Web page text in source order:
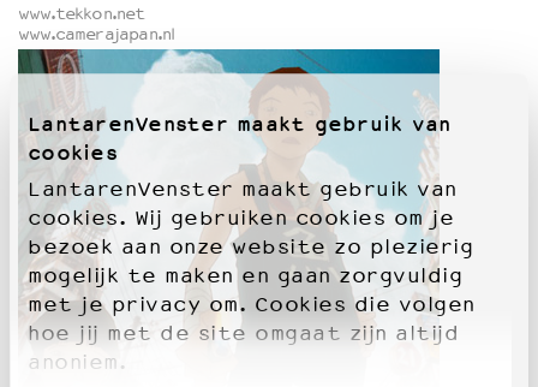
LantarenVenster maakt gebruik van
cookies
LantarenVenster maakt gebruik van
cookies. Wij gebruiken cookies om je
bezoek aan onze website zo plezierig
mogelijk te maken en gaan zorgvuldig
met je privacy om. Cookies die volgen
hoe jij met de site omgaat zijn altijd
anoniem.
Huisregels
Privacyverklaring
Integriteits- en gedragscode
Duurzaamheid
Culturele boycot Israël
Ruimte voor artistieke vrijheid – VNPF
www.tekkon.net
www.camerajapan.nl